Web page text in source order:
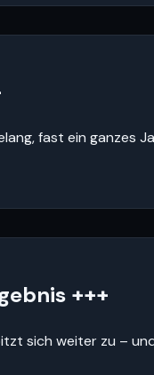
fast ein ganzes
+++
sich weiter zu –